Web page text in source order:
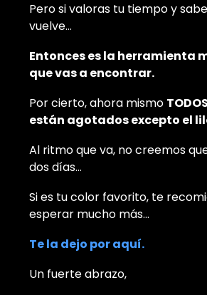
Pero si valoras tu tiempo y
vuelve…
Entonces es la herramienta
que vas a encontrar.
Por cierto, ahora mismo
están agotados excepto el
Al ritmo que va, no creemos
dos días…
Si es tu color favorito, te
esperar mucho más…
Te la dejo por aquí.
Un fuerte abrazo,